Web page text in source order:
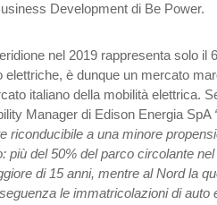
Development di Be Power.
nel 2019 rappresenta solo il
elettriche, è dunque un mercato
italiano della mobilità elettrica.
Manager di Edison Energia SpA
riconducibile a una minore
più del 50% del parco circolante nel
di 15 anni, mentre al Nord la
le immatricolazioni di auto